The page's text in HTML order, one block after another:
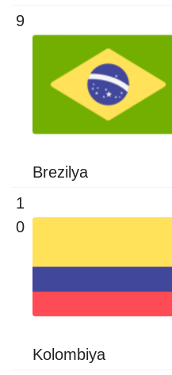
9
Brezilya
1
0
Kolombiya